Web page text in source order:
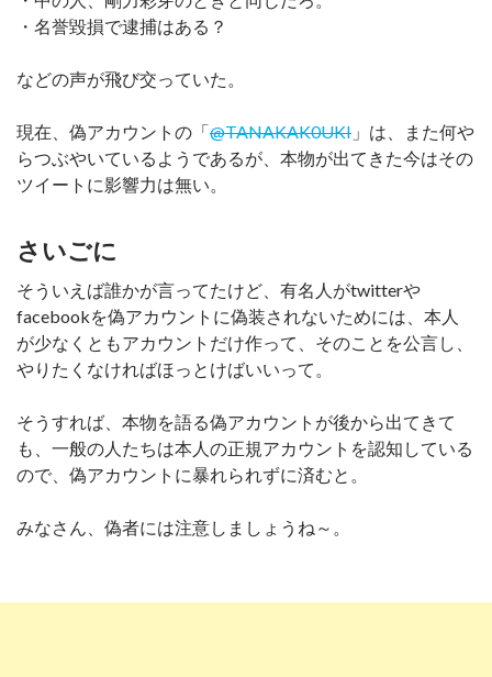
・名誉毀損で逮捕はある？
などの声が飛び交っていた。
現在、偽アカウントの「@TANAKAK0UKI 」は、また何や
らつぶやいているようであるが、本物が出てきた今はその
ツイートに影響力は無い。
さいごに
そういえば誰かが言ってたけど、有名人がtwitterや
facebookを偽アカウントに偽装されないためには、本人
が少なくともアカウントだけ作って、そのことを公言し、
やりたくなければほっとけばいいって。
そうすれば、本物を語る偽アカウントが後から出てきて
も、一般の人たちは本人の正規アカウントを認知している
ので、偽アカウントに暴れられずに済むと。
みなさん、偽者には注意しましょうね～。